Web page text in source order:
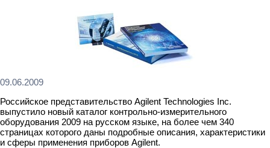
09.06.2009
Российское представительство Agilent Technologies Inc.
выпустило новый каталог контрольно-измерительного
оборудования 2009 на русском языке, на более чем 340
страницах которого даны подробные описания, характеристики
и сферы применения приборов Agilent.